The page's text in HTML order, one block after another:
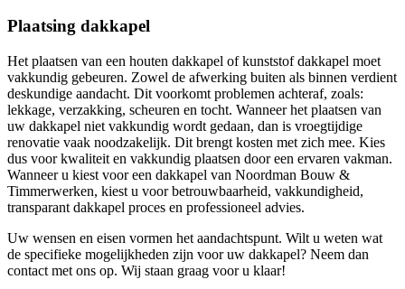
Plaatsing dakkapel
Het plaatsen van een houten dakkapel of kunststof dakkapel moet
vakkundig gebeuren. Zowel de afwerking buiten als binnen verdient
deskundige aandacht. Dit voorkomt problemen achteraf, zoals:
lekkage, verzakking, scheuren en tocht. Wanneer het plaatsen van
uw dakkapel niet vakkundig wordt gedaan, dan is vroegtijdige
renovatie vaak noodzakelijk. Dit brengt kosten met zich mee. Kies
dus voor kwaliteit en vakkundig plaatsen door een ervaren vakman.
Wanneer u kiest voor een dakkapel van Noordman Bouw &
Timmerwerken, kiest u voor betrouwbaarheid, vakkundigheid,
transparant dakkapel proces en professioneel advies.
Uw wensen en eisen vormen het aandachtspunt. Wilt u weten wat
de specifieke mogelijkheden zijn voor uw dakkapel? Neem dan
contact met ons op. Wij staan graag voor u klaar!